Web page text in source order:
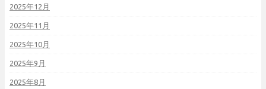
2025年12月
2025年11月
2025年10月
2025年9月
2025年8月